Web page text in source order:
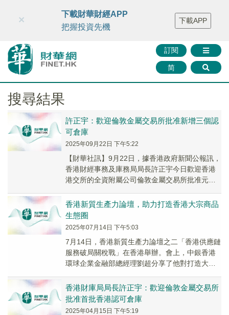
財華智庫網 FINTV FINMETA 財華證券 媒體矩陣
智庫沙龍
聯絡我們
訂閱
简
×
下載財華財經APP
把握投資先機
下載APP
搜尋結果
許正宇：歡迎倫敦金屬交易所批准新增三個認
可倉庫
2025年09月22日 下午5:22
【財華社訊】9月22日，據香港政府新聞公報訊，
香港財經事務及庫務局局長許正宇今日歡迎香港
港交所的全資附屬公司倫敦金屬交易所批准元朗
業界對...
香港新質生產力論壇，助力打造香港大宗商品
生態圈
2025年07月14日 下午5:03
7月14日，香港新質生產力論壇之二「香港供應鏈
服務破局關稅戰」在香港舉辦。會上，中銀香港
環球企業金融部總經理劉超分享了他對打造大宗
品客群...
香港財庫局局長許正宇：歡迎倫敦金屬交易所
批准首批香港認可倉庫
2025年04月15日 下午5:19